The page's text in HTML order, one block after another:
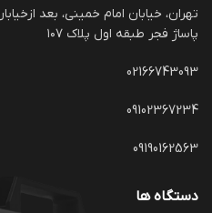
تهران، خیابان امام خمینی، بعد
پاساژ فجر طبقه اول پلاک ۱۰۷
02166743093
09102367234
09190162563
دستگاه ها